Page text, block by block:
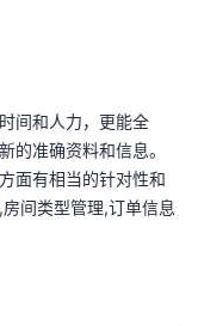
间和人力，更能全
的准确资料和信息。
面有相当的针对性和
间类型管理,订单信息